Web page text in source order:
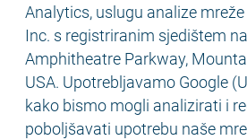
Analytics, uslugu analize
Inc. s registriranim sjedištem
Amphitheatre Parkway,
USA. Upotrebljavamo Google
kako bismo mogli analizirati i
poboljšavati upotrebu naše